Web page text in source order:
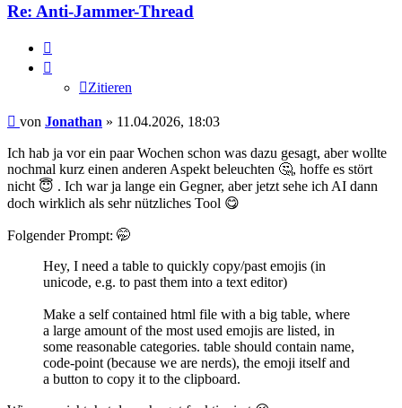
Re: Anti-Jammer-Thread
Zitieren
Beitrag
von Jonathan » 11.04.2026, 18:03
Ich hab ja vor ein paar Wochen schon was dazu gesagt, aber wollte
nochmal kurz einen anderen Aspekt beleuchten 🤔, hoffe es stört
nicht 😇 . Ich war ja lange ein Gegner, aber jetzt sehe ich AI dann
doch wirklich als sehr nützliches Tool 😋
Folgender Prompt: 🤭
Hey, I need a table to quickly copy/past emojis (in
unicode, e.g. to past them into a text editor)
Make a self contained html file with a big table, where
a large amount of the most used emojis are listed, in
some reasonable categories. table should contain name,
code-point (because we are nerds), the emoji itself and
a button to copy it to the clipboard.